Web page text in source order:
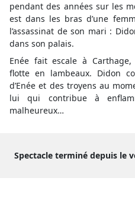
pendant des années sur les
est dans les bras d’une
l’assassinat de son mari :
dans son palais.
Enée fait escale à
flotte en lambeaux. Didon
d’Enée et des troyens au
lui qui contribue à
malheureux…
Spectacle terminé depuis le